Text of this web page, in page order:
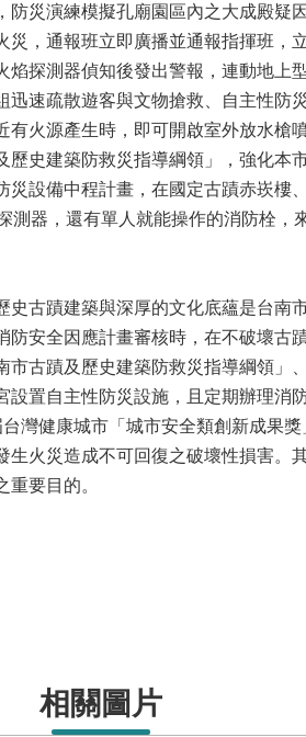
災演練模擬孔廟園區內之大成殿疑
，通報班立即廣播並通報指揮班，
探測器偵知後發出警報，連動地上
速疏散遊客與文物搶救、自主性防
火源產生時，即可開啟室外放水槍
史建築防救災指導綱領」，強化本
設備中程計畫，在國定古蹟赤崁樓
器，還有單人就能操作的消防栓，
古蹟建築與深厚的文化底蘊是台南
安全因應計畫審核時，在不破壞古
古蹟及歷史建築防救災指導綱領」
置自主性防災設施，且定期辦理消
灣健康城市「城市安全類創新成果
火災造成不可回復之破壞性損害。
要目的。
相關圖片